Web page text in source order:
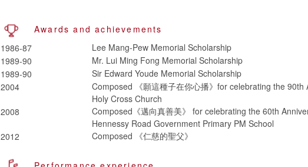
Awards and achievements
1986-87
Lee Mang-Pew Memorial Scholarship
1989-90
Mr. Lui Ming Fong Memorial Scholarship
1989-90
Sir Edward Youde Memorial Scholarship
2004
Composed 《願這種子在你心播》for celebrating the 90th
Holy Cross Church
2008
Composed《邁向真善美》 for celebrating the 60th
Hennessy Road Government Primary PM School
2012
Composed 《仁慈的聖父》